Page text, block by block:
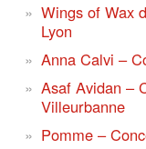
Wings of Wax
Lyon
Anna Calvi –
Asaf Avidan –
Villeurbanne
Pomme –